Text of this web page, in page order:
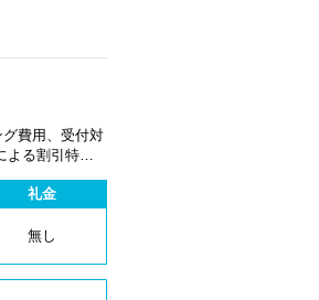
費用、受付対
る割引特典
礼金
無し